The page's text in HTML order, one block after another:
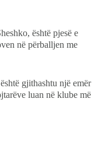
është pjesë e
në përballjen me
gjithashtu një emër
luan në klube më